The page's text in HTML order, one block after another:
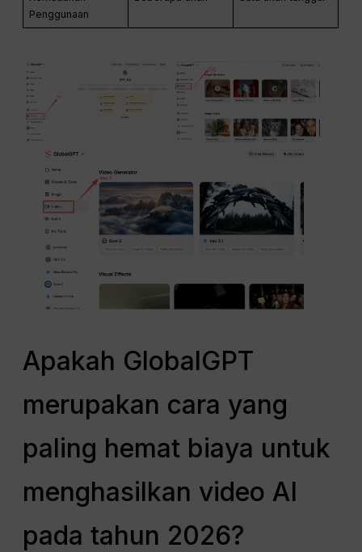
Penggunaan
Apakah GlobalGPT
merupakan cara yang
paling hemat biaya untuk
menghasilkan video AI
pada tahun 2026?